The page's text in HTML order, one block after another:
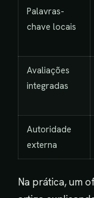
Palavras-
chave locais
Avaliações
integradas
Autoridade
externa
Na prática, um